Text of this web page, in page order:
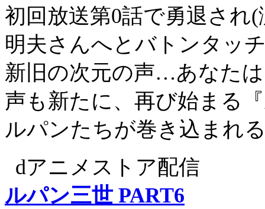
初回放送第0話で勇退され
明夫さんへとバトンタッ
新旧の次元の声…あなた
声も新たに、再び始まる
ルパンたちが巻き込まれ
dアニメストア配信
ルパン三世 PART6